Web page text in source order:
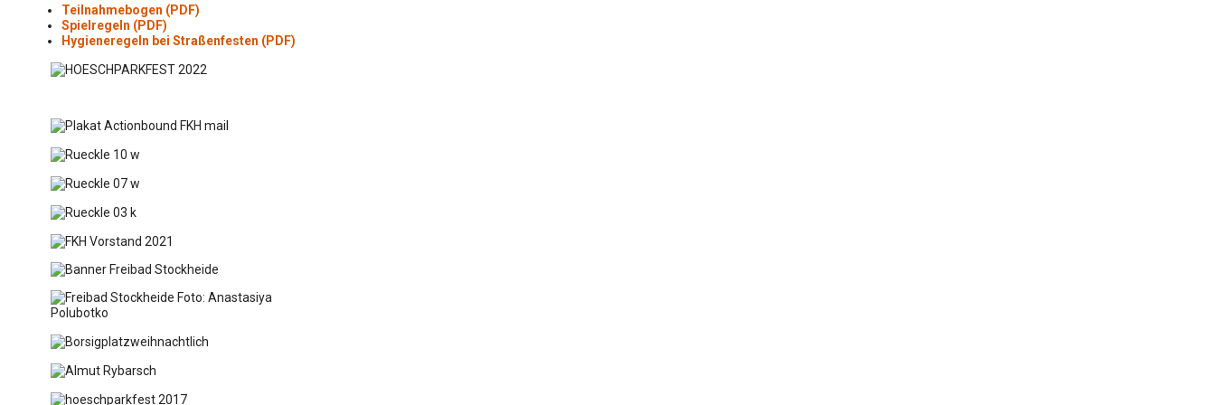
Teilnahmebogen (PDF)
Spielregeln (PDF)
Hygieneregeln bei Straßenfesten (PDF)